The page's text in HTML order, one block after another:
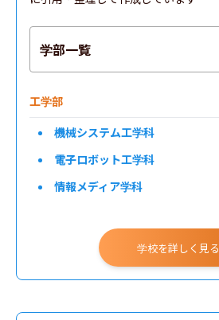
学部一覧
工学部
機械システム工学科
電子ロボット工学科
情報メディア学科
学校を詳しく見る